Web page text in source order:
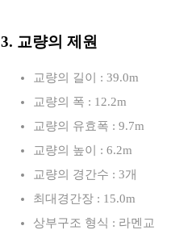
3. 교량의 제원
교량의 길이 : 39.0m
교량의 폭 : 12.2m
교량의 유효폭 : 9.7m
교량의 높이 : 6.2m
교량의 경간수 : 3개
최대경간장 : 15.0m
상부구조 형식 : 라멘교